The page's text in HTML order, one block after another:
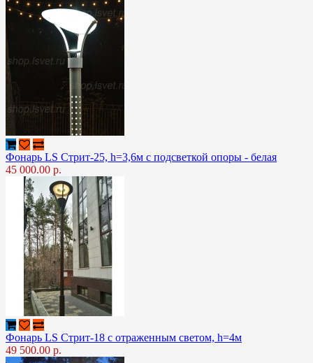
Фонарь LS Стрит-25, h=3,6м с подсветкой опоры - белая
45 000.00 р.
Фонарь LS Стрит-18 с отраженным светом, h=4м
49 500.00 р.